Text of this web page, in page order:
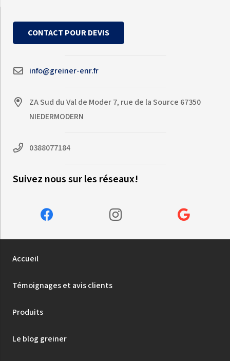
CONTACT POUR DEVIS
info@greiner-enr.fr
ZA Sud du Val de Moder 7, rue de la Source 67350
NIEDERMODERN
0388077184
Suivez nous sur les réseaux!
Accueil
Témoignages et avis clients
Produits
Le blog greiner